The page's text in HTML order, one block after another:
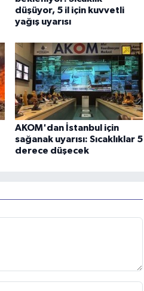
düşüyor, 5 il için kuvvetli
yağış uyarısı
AKOM'dan İstanbul için
sağanak uyarısı: Sıcaklıklar 5
derece düşecek